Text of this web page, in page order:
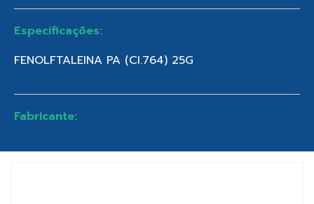
Especificações:
FENOLFTALEINA PA (CI.764) 25G
Fabricante: